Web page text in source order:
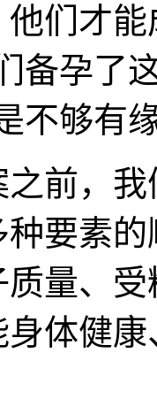
他们才
备孕了
不够有
，我
要素
量、
体健